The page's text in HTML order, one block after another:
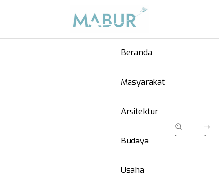
Beranda
Masyarakat
Arsitektur
Budaya
Usaha